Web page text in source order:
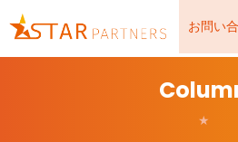
お問い
★